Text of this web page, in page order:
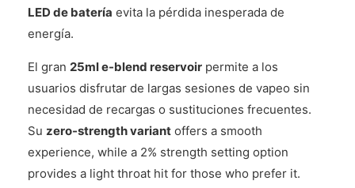
LED de batería evita la pérdida inesperada de
energía.
El gran 25ml e-blend reservoir permite a los
usuarios disfrutar de largas sesiones de vapeo sin
necesidad de recargas o sustituciones frecuentes.
Su zero-strength variant offers a smooth
experience, while a 2% strength setting option
provides a light throat hit for those who prefer it.